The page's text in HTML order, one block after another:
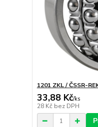
1201 ZKL / ČSSR-
33,88 Kč/ks
28 Kč bez DPH